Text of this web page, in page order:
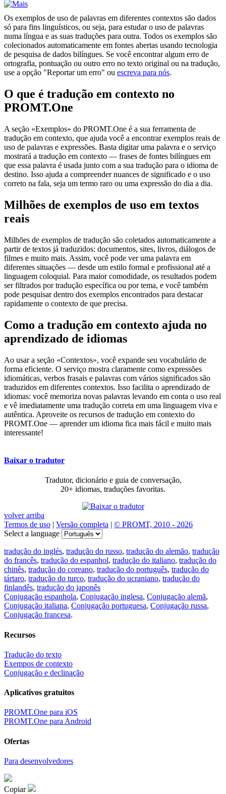
Os exemplos de uso de palavras em diferentes contextos são dados
só para fins linguísticos, ou seja, para estudar o uso de palavras
numa língua e as suas traduções para outra. Todos os exemplos são
colecionados automaticamente em fontes abertas usando tecnologia
de pesquisa de dados bilíngues. Se você encontrar algum erro de
ortografia, pontuação ou outro erro no texto original ou na tradução,
use a opção "Reportar um erro" ou escreva para nós.
O que é tradução em contexto no
PROMT.One
A seção «Exemplos» do PROMT.One é a sua ferramenta de
tradução em contexto, que ajuda você a encontrar exemplos reais de
uso de palavras e expressões. Basta digitar uma palavra e o serviço
mostrará a tradução em contexto — frases de fontes bilíngues em
que essa palavra é usada junto com a sua tradução para o idioma de
destino. Isso ajuda a compreender nuances de significado e o uso
correto na fala, seja um termo raro ou uma expressão do dia a dia.
Milhões de exemplos de uso em textos
reais
Milhões de exemplos de tradução são coletados automaticamente a
partir de textos já traduzidos: documentos, sites, livros, diálogos de
filmes e muito mais. Assim, você pode ver uma palavra em
diferentes situações — desde um estilo formal e profissional até a
linguagem coloquial. Para maior comodidade, os resultados podem
ser filtrados por tradução específica ou por tema, e você também
pode pesquisar dentro dos exemplos encontrados para destacar
rapidamente o contexto de que precisa.
Como a tradução em contexto ajuda no
aprendizado de idiomas
Ao usar a seção «Contextos», você expande seu vocabulário de
forma eficiente. O serviço mostra claramente como expressões
idiomáticas, verbos frasais e palavras com vários significados são
traduzidos em diferentes contextos. Isso facilita o aprendizado de
idiomas: você memoriza novas palavras levando em conta o uso real
e vê imediatamente uma tradução correta em uma linguagem viva e
autêntica. Aproveite os recursos de tradução em contexto do
PROMT.One — aprender um idioma fica mais fácil e muito mais
interessante!
Baixar o tradutor
Tradutor, dicionário e guia de conversação,
20+ idiomas, traduções favoritas.
volver arriba
Termos de uso | Versão completa | © PROMT, 2010 - 2026
Select a language
tradução do inglés, tradução do russo, tradução do alemão, tradução
do francês, tradução do espanhol, tradução do italiano, tradução do
chinês, tradução do coreano, tradução do português, tradução do
tártaro, tradução do turco, tradução do ucraniano, tradução do
finlandês, tradução do japonês
Conjugação espanhola, Conjugação inglesa, Conjugação alemã,
Conjugação italiana, Conjugação portuguesa, Conjugação russa,
Conjugação francesa.
Recursos
Tradução do texto
Exempos de contexto
Conjugação e declinação
Aplicativos gratuitos
PROMT.One para iOS
PROMT.One para Android
Ofertas
Para desenvolvedores
Copiar